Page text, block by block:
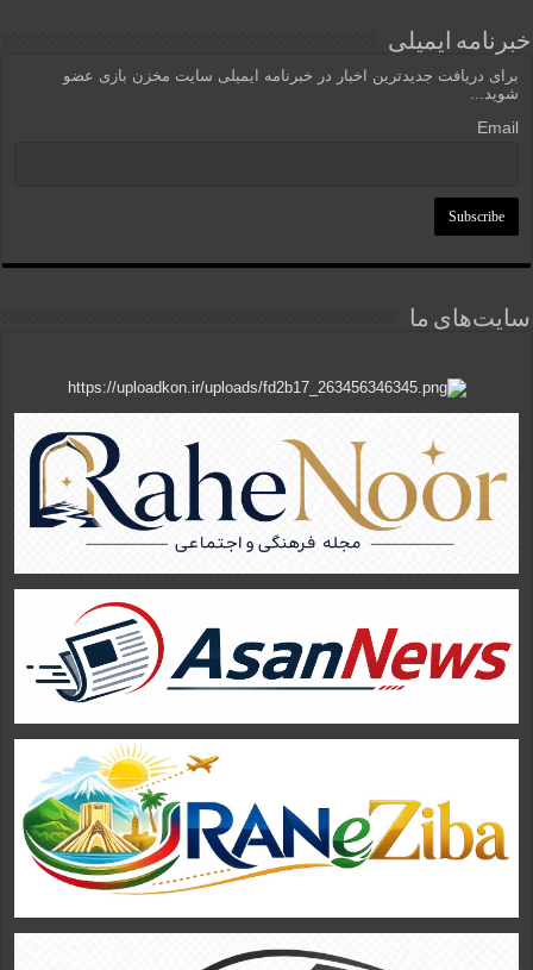
خبرنامه ایمیلی
برای دریافت جدیدترین اخبار در خبرنامه ایمیلی سایت مخزن بازی عضو
شوید...
Email
سایت‌های ما